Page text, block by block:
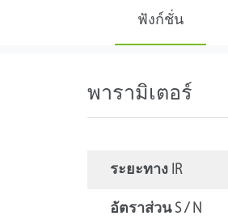
ฟังก์ชั่น
พารามิเตอร์
ระยะทาง IR
อัตราส่วน S / N